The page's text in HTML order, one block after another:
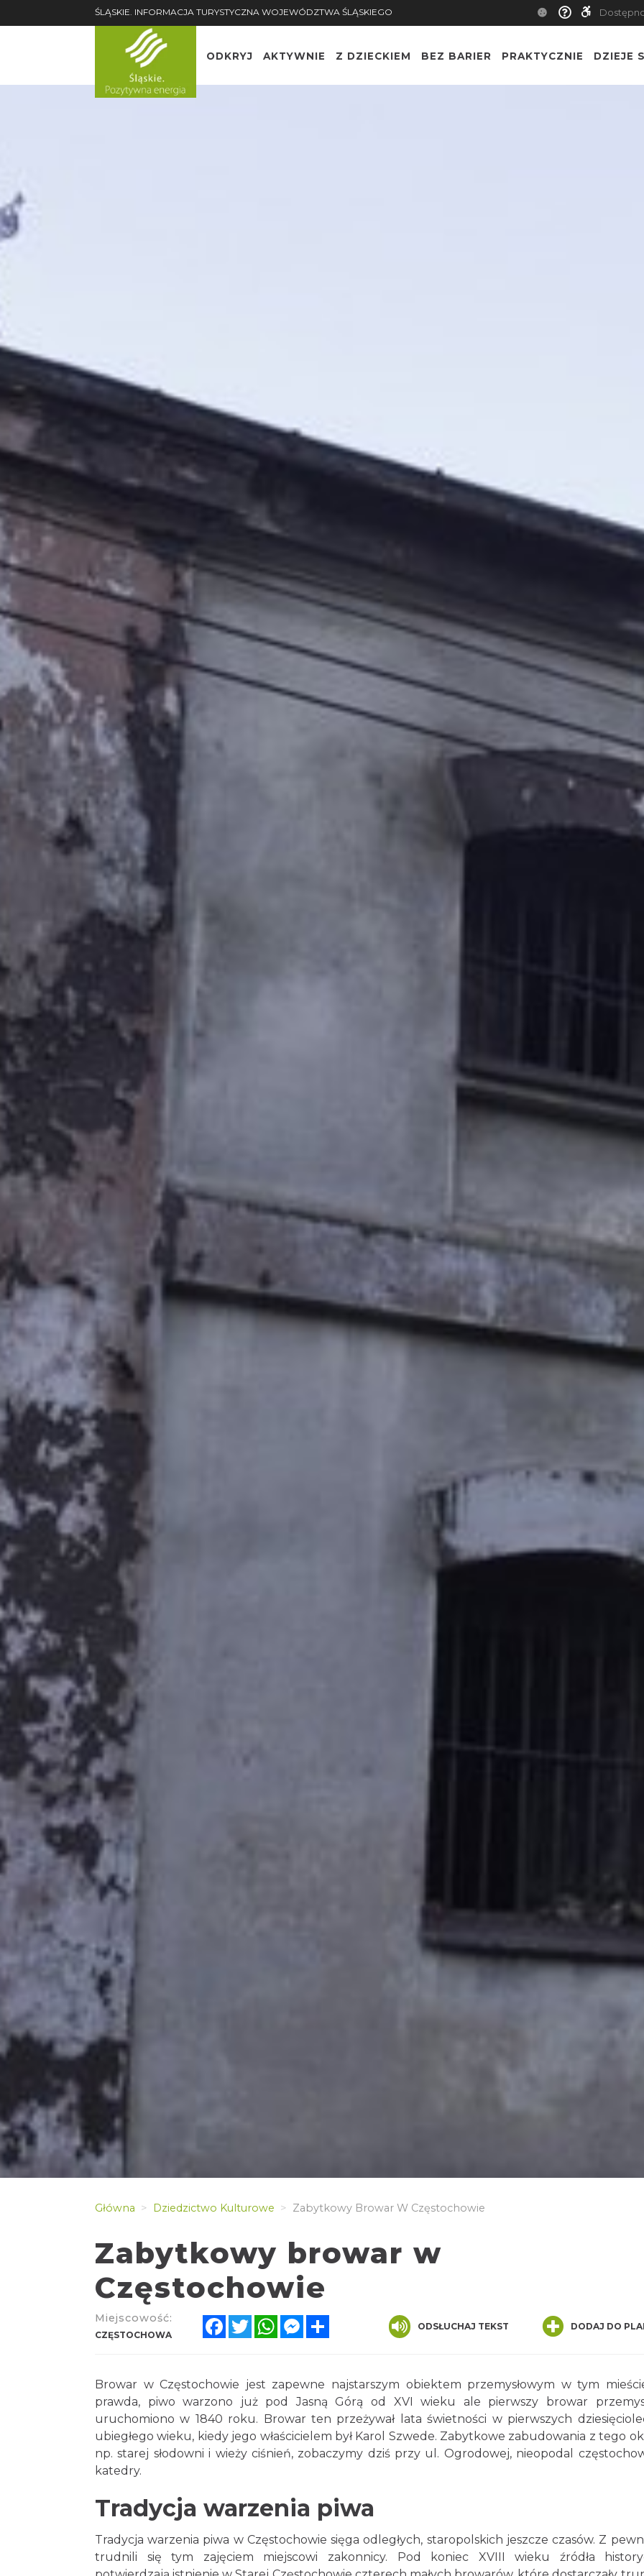
ŚLĄSKIE. INFORMACJA TURYSTYCZNA WOJEWÓDZTWA ŚLĄSKIEGO
ODKRYJ AKTYWNIE Z DZIECKIEM BEZ BARIER PRAKTYCZNIE DZIEJE
Główna Dziedzictwo Kulturowe Zabytkowy Browar W Częstochowie
Zabytkowy browar w
Częstochowie
Miejscowość:
CZĘSTOCHOWA
FacebookTwitterWhatsAppMessenger ODSŁUCHAJ TEKST DODAJ DO
Browar w Częstochowie jest zapewne najstarszym obiektem przemysłowym w tym
prawda, piwo warzono już pod Jasną Górą od XVI wieku ale pierwszy browar
uruchomiono w 1840 roku. Browar ten przeżywał lata świetności w pierwszych
ubiegłego wieku, kiedy jego właścicielem był Karol Szwede. Zabytkowe zabudowania z tego
np. starej słodowni i wieży ciśnień, zobaczymy dziś przy ul. Ogrodowej, nieopodal
katedry.
Tradycja warzenia piwa
Tradycja warzenia piwa w Częstochowie sięga odległych, staropolskich jeszcze czasów. Z
trudnili się tym zajęciem miejscowi zakonnicy. Pod koniec XVIII wieku źródła